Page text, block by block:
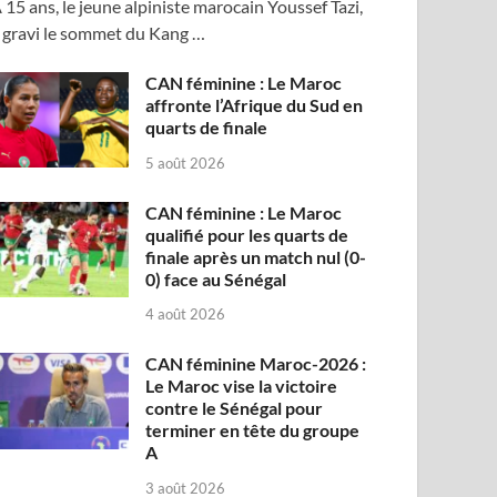
15 ans, le jeune alpiniste marocain Youssef Tazi,
gravi le sommet du Kang …
CAN féminine : Le Maroc
affronte l’Afrique du Sud en
quarts de finale
5 août 2026
CAN féminine : Le Maroc
qualifié pour les quarts de
finale après un match nul (0-
0) face au Sénégal
4 août 2026
CAN féminine Maroc-2026 :
Le Maroc vise la victoire
contre le Sénégal pour
terminer en tête du groupe
A
3 août 2026